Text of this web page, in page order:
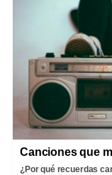
Canciones que
¿Por qué recuerdas